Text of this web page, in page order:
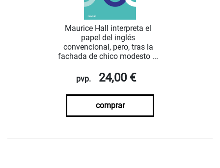
Maurice Hall interpreta el
papel del inglés
convencional, pero, tras la
fachada de chico modesto ...
pvp. 24,00 €
comprar